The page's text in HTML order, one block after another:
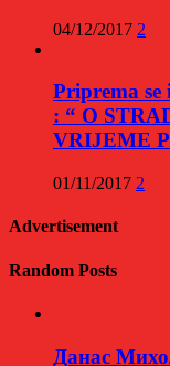
04/12/2017 2
Priprema
: “ O
VRIJEME
01/11/2017 2
Advertisement
Random Posts
Данас